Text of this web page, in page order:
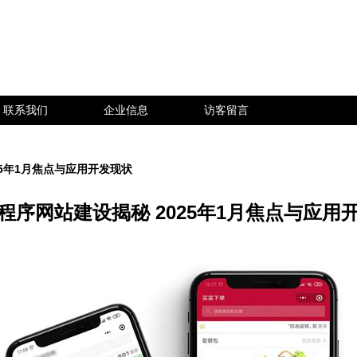
联系我们 企业信息 访客留言
1月焦点与应用开发现状
序网站建设揭秘 2025年1月焦点与应用